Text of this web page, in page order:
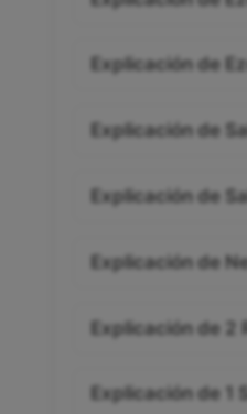
Explicación de
Explicación de
Explicación de
Explicación de
Explicación de 2
Explicación de 1